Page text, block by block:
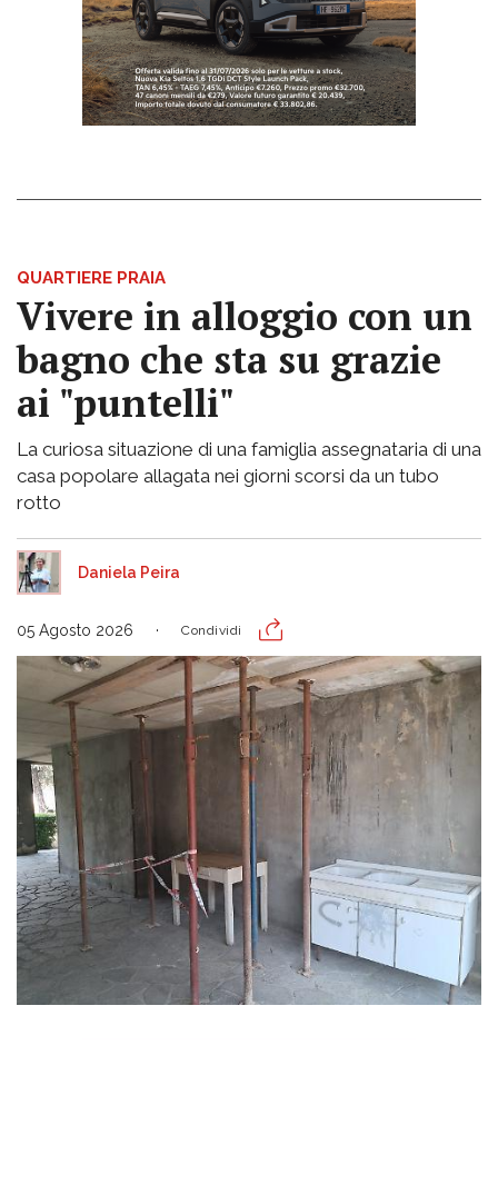
QUARTIERE PRAIA
Vivere in alloggio con un
bagno che sta su grazie
ai "puntelli"
La curiosa situazione di una famiglia assegnataria di una
casa popolare allagata nei giorni scorsi da un tubo
rotto
Daniela Peira
05 Agosto 2026 Condividi